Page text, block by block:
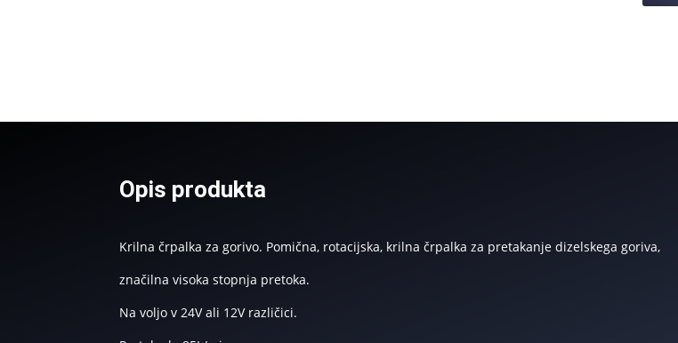
ON/OFF
Opis produkta
Krilna črpalka za gorivo. Pomična, rotacijska, krilna črpalka za pretakanje dizelskega goriva,
značilna visoka stopnja pretoka.
Na voljo v 24V ali 12V različici.